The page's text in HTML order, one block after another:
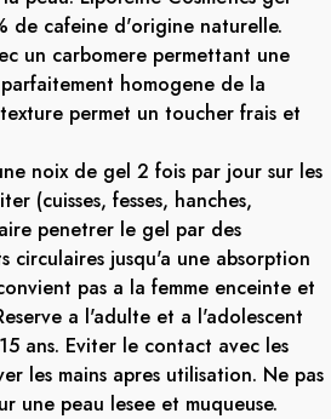
de cafeine d'origine naturelle.
un carbomere permettant une
homogene de la
permet un toucher frais et
noix de gel 2 fois par jour sur les
(cuisses, fesses, hanches,
penetrer le gel par des
circulaires jusqu'a une absorption
pas a la femme enceinte et
a l'adulte et a l'adolescent
ans. Eviter le contact avec les
les mains apres utilisation. Ne pas
une peau lesee et muqueuse.